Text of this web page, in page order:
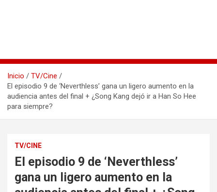
Inicio
TV/Cine
El episodio 9 de ‘Neverthless’ gana un ligero aumento en la
audiencia antes del final + ¿Song Kang dejó ir a Han So Hee
para siempre?
TV/CINE
El episodio 9 de ‘Neverthless’
gana un ligero aumento en la